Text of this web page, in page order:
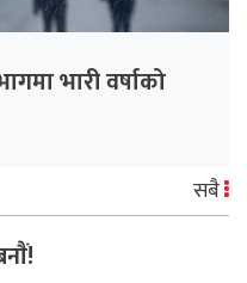
भारी वर्षाको
सबै